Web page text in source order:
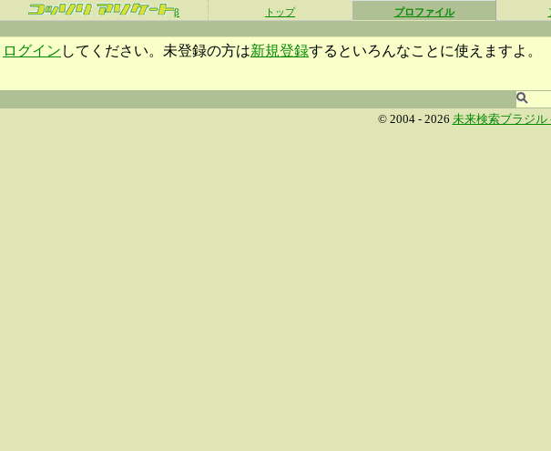
β トップ プロファイル
ログイン してください。未登録の方は新規登録するといろんなことに使えますよ。
© 2004 - 2026 未来検索ブラジル